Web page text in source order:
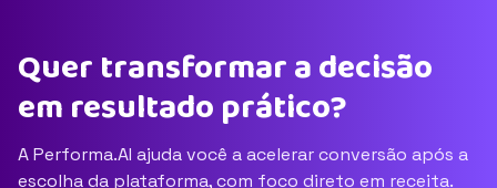
Quer transformar a decisão
em resultado prático?
A Performa.AI ajuda você a acelerar conversão após a
escolha da plataforma, com foco direto em receita.